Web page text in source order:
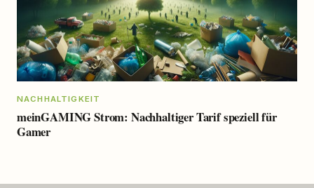
NACHHALTIGKEIT
meinGAMING Strom: Nachhaltiger Tarif speziell für
Gamer